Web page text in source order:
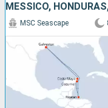
MESSICO,
MSC Seascape